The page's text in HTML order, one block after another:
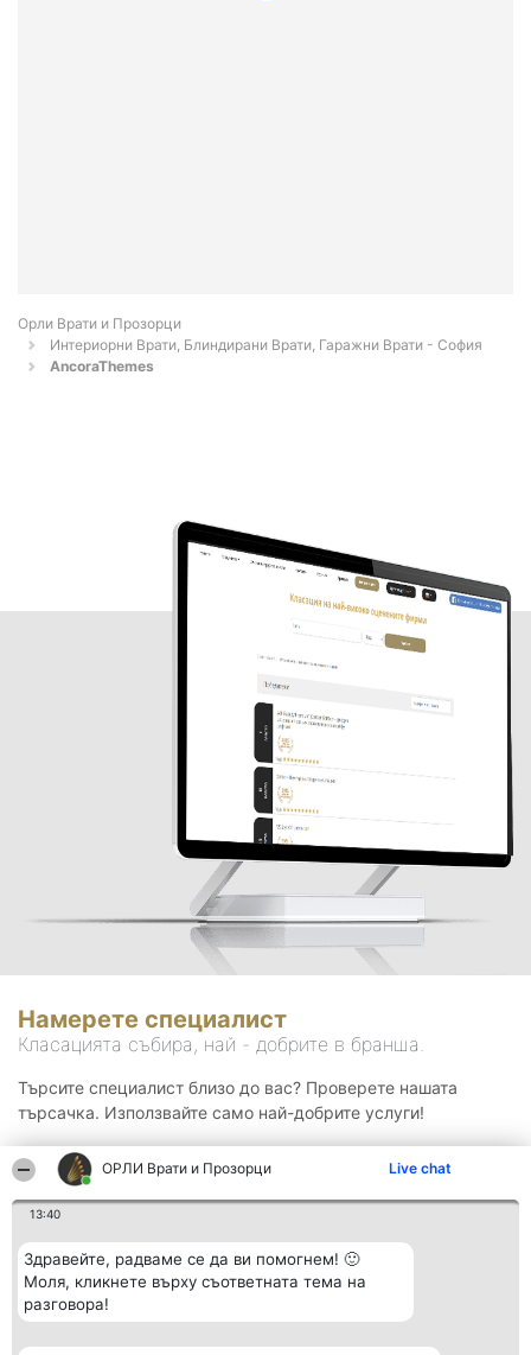
ОРЛИ Врати и Прозорци Live chat
13:40
Здравейте, радваме се да ви помогнем! 🙂
Моля, кликнете върху съответната тема на
разговора!
Орли Врати и Прозорци
Интериорни Врати, Блиндирани Врати, Гаражни Врати - София
AncoraThemes
Намерете специалист
Класацията събира, най - добрите в бранша.
Търсите специалист близо до вас? Проверете нашата
търсачка. Използвайте само най-добрите услуги!